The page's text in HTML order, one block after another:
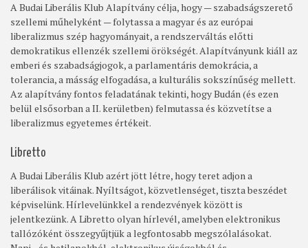
A Budai Liberális Klub Alapítvány célja, hogy — szabadságszerető
szellemi műhelyként — folytassa a magyar és az európai
liberalizmus szép hagyományait, a rendszerváltás előtti
demokratikus ellenzék szellemi örökségét. Alapítványunk kiáll az
emberi és szabadságjogok, a parlamentáris demokrácia, a
tolerancia, a másság elfogadása, a kulturális sokszínűség mellett.
Az alapítvány fontos feladatának tekinti, hogy Budán (és ezen
belül elsősorban a II. kerületben) felmutassa és közvetítse a
liberalizmus egyetemes értékeit.
Libretto
A Budai Liberális Klub azért jött létre, hogy teret adjon a
liberálisok vitáinak. Nyíltságot, közvetlenséget, tiszta beszédet
képviselünk. Hírlevelünkkel a rendezvények között is
jelentkezünk. A Libretto olyan hírlevél, amelyben elektronikus
tallózóként összegyűjtjük a legfontosabb megszólalásokat.